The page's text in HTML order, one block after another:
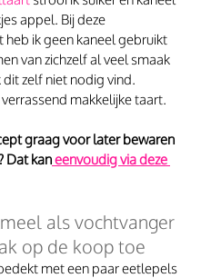
appel. Bij deze
heb ik geen kaneel gebruikt
van zichzelf al veel smaak
dit zelf niet nodig vind.
makkelijke taart.
graag voor later bewaren
Dat kan eenvoudig via deze
als vochtvanger
op de koop toe
met een paar eetlepels